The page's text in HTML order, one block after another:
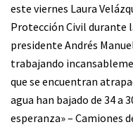
este viernes Laura
Protección Civil durante
presidente Andrés
trabajando
que se encuentran
agua han bajado de 34 a
esperanza» – Camiones